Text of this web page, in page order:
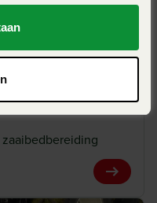
in de bodem
waardoor de beluchting
en afgebroken.
View